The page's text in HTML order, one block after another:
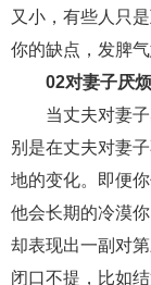
又小，有些人只
你的缺点，发脾
02对妻子厌烦
当丈夫对妻子
别是在丈夫对妻
地的变化。即便
他会长期的冷漠
却表现出一副对
闭口不提，比如